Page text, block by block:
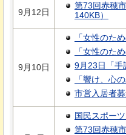
9月12日
第73回赤穂
140KB）
9月10日
「女性のた
「女性のた
9月23日「手
「響け、心
市営入居者
国民スポー
第73回赤穂